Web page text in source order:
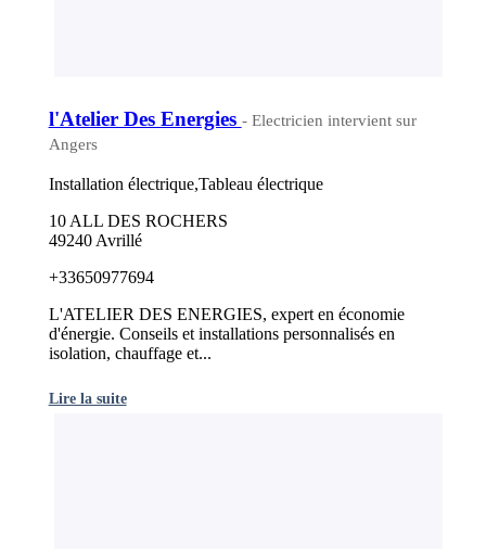
l'Atelier Des Energies - Electricien intervient sur
Angers
Installation électrique,Tableau électrique
10 ALL DES ROCHERS
49240 Avrillé
+33650977694
L'ATELIER DES ENERGIES, expert en économie
d'énergie. Conseils et installations personnalisés en
isolation, chauffage et...
Lire la suite